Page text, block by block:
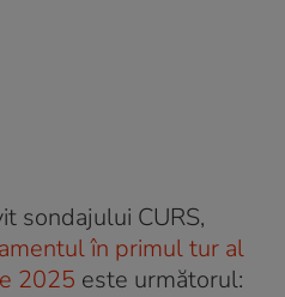
sondajului CURS,
în primul tur al
2025 este următorul: